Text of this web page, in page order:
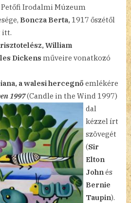
Petőfi Irodalmi Múzeum
Boncza Berta, 1917 őszétől
itt.
William
Dickens műveire vonatkozó
a walesi hercegnő emlékére
1997(Candle in the Wind 1997)
dal
kézzel írt
szövegét
(Sir
Elton
Johnés
Bernie
Taupin).